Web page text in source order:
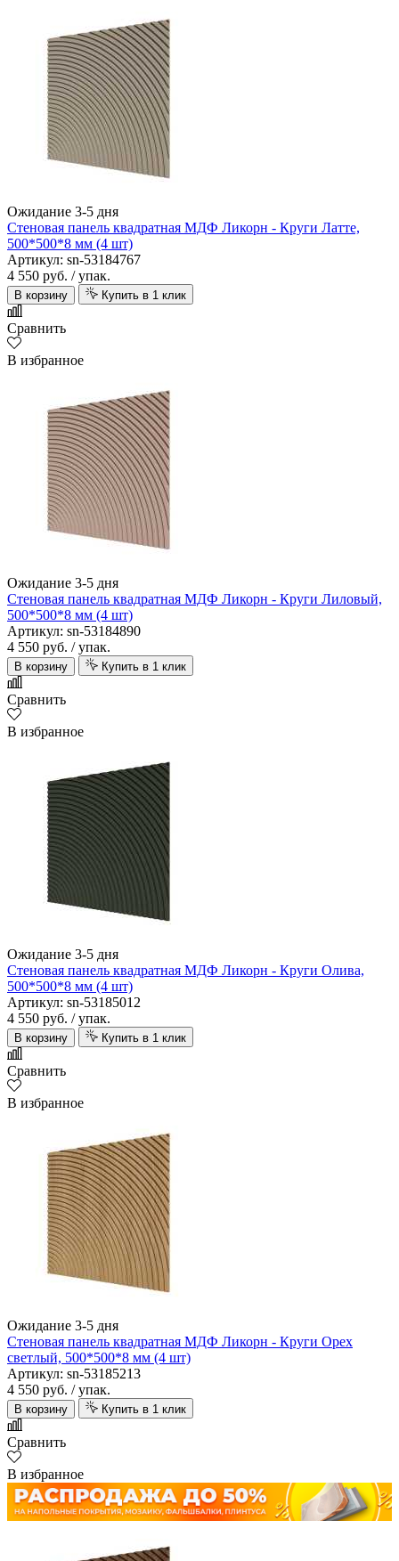
Ожидание 3-5 дня
Стеновая панель квадратная МДФ Ликорн - Круги Латте,
500*500*8 мм (4 шт)
Артикул: sn-53184767
4 550 руб. / упак.
В корзину Купить в 1 клик
Сравнить
В избранное
Ожидание 3-5 дня
Стеновая панель квадратная МДФ Ликорн - Круги Лиловый,
500*500*8 мм (4 шт)
Артикул: sn-53184890
4 550 руб. / упак.
В корзину Купить в 1 клик
Сравнить
В избранное
Ожидание 3-5 дня
Стеновая панель квадратная МДФ Ликорн - Круги Олива,
500*500*8 мм (4 шт)
Артикул: sn-53185012
4 550 руб. / упак.
В корзину Купить в 1 клик
Сравнить
В избранное
Ожидание 3-5 дня
Стеновая панель квадратная МДФ Ликорн - Круги Орех
светлый, 500*500*8 мм (4 шт)
Артикул: sn-53185213
4 550 руб. / упак.
В корзину Купить в 1 клик
Сравнить
В избранное